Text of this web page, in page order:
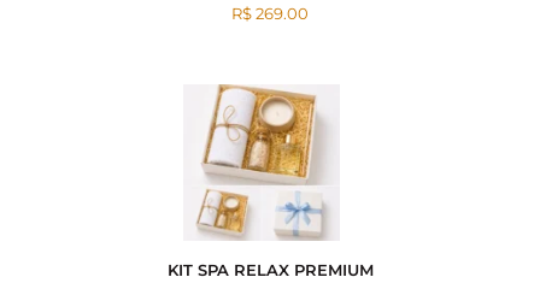
R$ 269.00
KIT SPA RELAX PREMIUM